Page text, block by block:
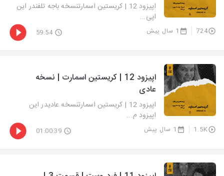
اپیزود 12 | کریستین اسمارتنسخه باجه تلفندر این
اپی...
724 1 سال پیش 59:54
اپیزود 12 | کریستین اسمارت | نسخه
عادی
اپیزود 12 | کریستین اسمارتنسخه عادیدر این
اپیزود م...
1.5K 1 سال پیش 01:00:39